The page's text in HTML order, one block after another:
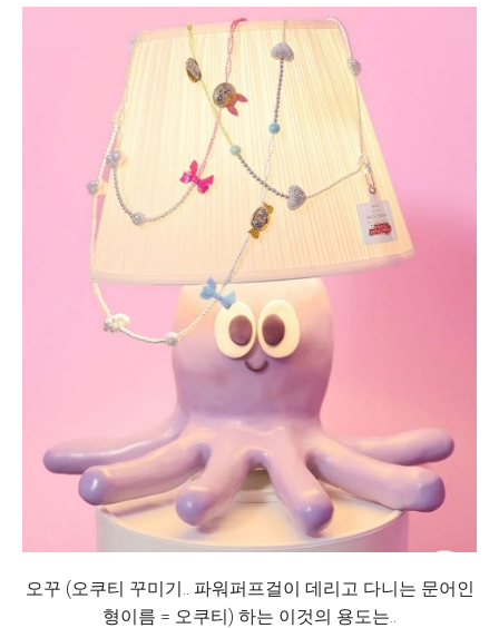
오꾸 (오쿠티 꾸미기.. 파워퍼프걸이 데리고 다니는 문어인
형이름 = 오쿠티) 하는 이것의 용도는..